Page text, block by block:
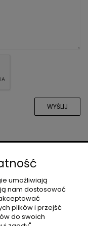
WYŚLIJ
umożliwiają
nam dostosować
plików i przejść
do swoich